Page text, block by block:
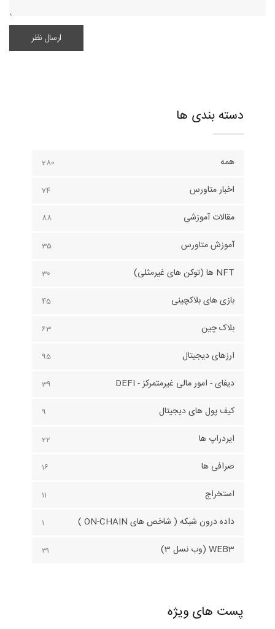
دسته بندی ها
همه 280
اخبار متاورس 74
مقالات آموزشی 88
آموزش متاورس 35
NFT ها (توکن های غیرمثلی) 30
بازی های بلاکچینی 45
بلاک چین 63
ارزهای دیجیتال 95
دیفای - امور مالی غیرمتمرکز - DEFI 39
کیف پول های دیجیتال 9
ایردراپ ها 22
صرافی ها 16
استخراج 11
داده درون شبکه ( شاخص های ON-CHAIN ) 1
WEB3 (وب نسل 3) 31
پست های ویژه